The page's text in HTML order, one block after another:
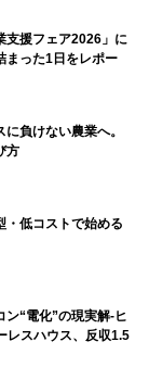
支援フェア2026」に
まった1日をレポー
負けない農業へ。
方
・低コストで始める
“電化”の現実解-ヒ
レスハウス、反収1.5